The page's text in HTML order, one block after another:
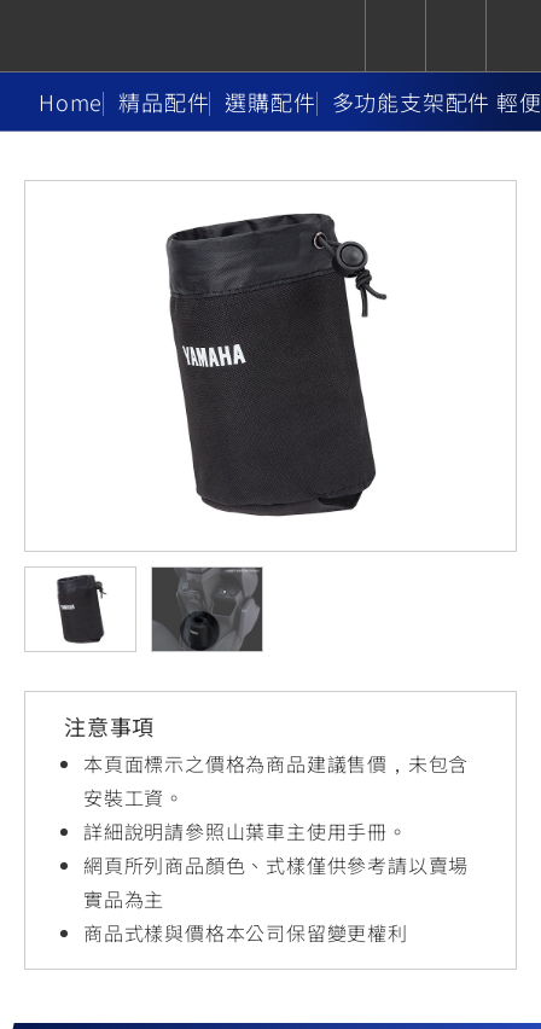
Hyper
Naked
YZF-R3
251~549
YZF-R15
150
MT-
09
Y-
AMT
550+
MT-
09
550+
07
Y-
AMT
07
MT-
251~549
MT-
150
Sport FashionAdventure
NMAX
150
AUGUR
150
CYGNUS
XR
150
CYGNUS
X
FORCE
2.0
150
RS NEO
125
Limi
Vinoora
125
BW'S
PW50
CUXiE
追蹤愛車
我的愛車 瀏覽紀錄
Home 精品配件 選購配件 多功能支架配件 輕
注意事項
本頁面標示之價格為商品建議售價，未包含
安裝工資。
詳細說明請參照山葉車主使用手冊。
網頁所列商品顏色、式樣僅供參考請以賣場
實品為主
商品式樣與價格本公司保留變更權利